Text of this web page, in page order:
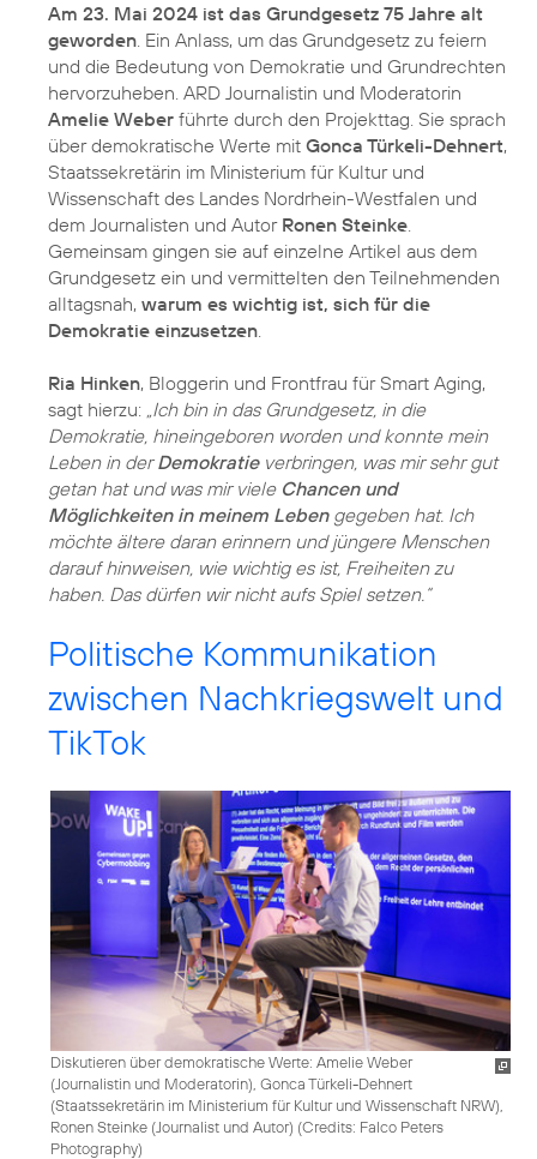
Am 23. Mai 2024 ist das Grundgesetz 75 Jahre alt
geworden. Ein Anlass, um das Grundgesetz zu feiern
und die Bedeutung von Demokratie und Grundrechten
hervorzuheben. ARD Journalistin und Moderatorin
Amelie Weber führte durch den Projekttag. Sie sprach
über demokratische Werte mit Gonca Türkeli-Dehnert,
Staatssekretärin im Ministerium für Kultur und
Wissenschaft des Landes Nordrhein-Westfalen und
dem Journalisten und Autor Ronen Steinke.
Gemeinsam gingen sie auf einzelne Artikel aus dem
Grundgesetz ein und vermittelten den Teilnehmenden
alltagsnah, warum es wichtig ist, sich für die
Demokratie einzusetzen.
Ria Hinken, Bloggerin und Frontfrau für Smart Aging,
sagt hierzu: „Ich bin in das Grundgesetz, in die
Demokratie, hineingeboren worden und konnte mein
Leben in derDemokratieverbringen, was mir sehr gut
getan hat und was mir viele Chancen und
Möglichkeiten in meinem Lebengegeben hat. Ich
möchte ältere daran erinnern und jüngere Menschen
darauf hinweisen, wie wichtig es ist, Freiheiten zu
haben. Das dürfen wir nicht aufs Spiel setzen.“
Politische Kommunikation
zwischen Nachkriegswelt und
TikTok
Diskutieren über demokratische Werte: Amelie Weber
(Journalistin und Moderatorin), Gonca Türkeli-Dehnert
(Staatssekretärin im Ministerium für Kultur und Wissenschaft NRW),
Ronen Steinke (Journalist und Autor) (Credits: Falco Peters
Photography)